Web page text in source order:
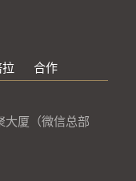
拉 合作
大厦（微信总部